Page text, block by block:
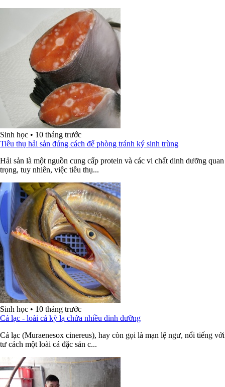
Sinh học • 10 tháng trước
Tiêu thụ hải sản đúng cách để phòng tránh ký sinh trùng
Hải sản là một nguồn cung cấp protein và các vi chất dinh dưỡng quan
trọng, tuy nhiên, việc tiêu thụ...
Sinh học • 10 tháng trước
Cá lạc - loài cá kỳ lạ chứa nhiều dinh dưỡng
Cá lạc (Muraenesox cinereus), hay còn gọi là mạn lệ ngư, nổi tiếng với
tư cách một loài cá đặc sản c...